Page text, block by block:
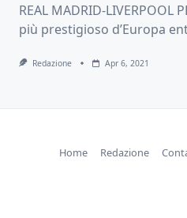
REAL MADRID-LIVERPOOL
più prestigioso d’Europa
Redazione Apr 6, 2021
Home Redazione